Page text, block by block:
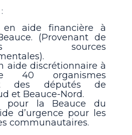
en aide financière à
(Provenant de
sources
aide discrétionnaire à
40 organismes
des députés de
et Beauce-Nord.
pour la Beauce du
d’urgence pour les
communautaires.